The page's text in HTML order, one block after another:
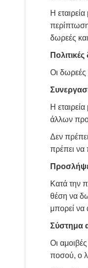
Η
δωρεές
Οι δωρεές
Η
άλλων
Δεν
πρέπει να
Κατά την
θέση να
μπορεί να
Σύστημα
Οι
ποσού, ο